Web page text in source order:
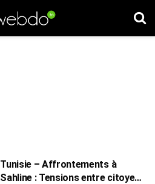
Tunisie – Affrontements à
Sahline : Tensions entre citoyens